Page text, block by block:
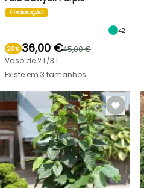
PROMOÇÃO
42
20% 36,00 €45,00 €
Vaso de 2 L/3 L
Existe em 3 tamanhos